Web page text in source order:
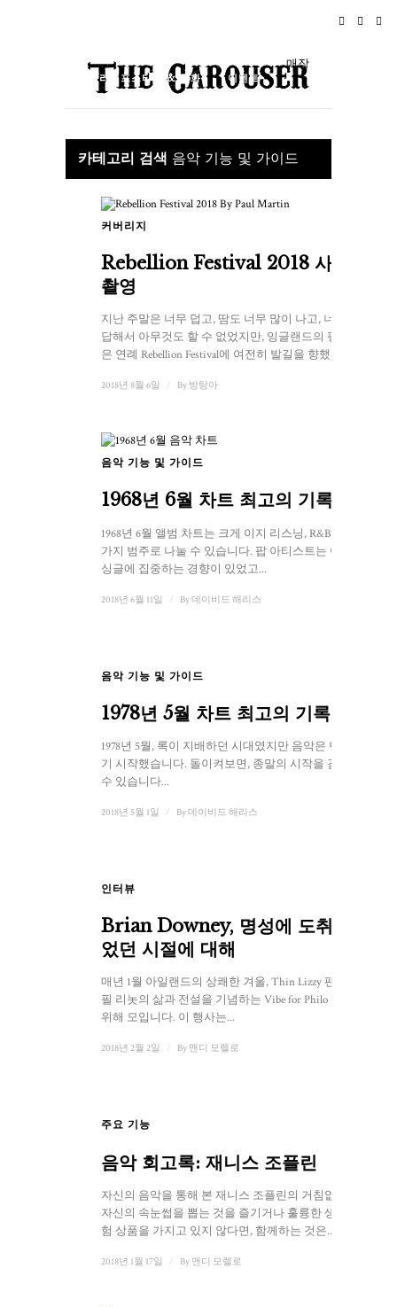
라이프스타일 & 문화 이벤트
매장
카테고리 검색 음악 기능 및 가이드
커버리지
Rebellion Festival 2018 사진
촬영
지난 주말은 너무 덥고, 땀도 너무 많이 나고, 너무 답
답해서 아무것도 할 수 없었지만, 잉글랜드의 펑크 신
은 연례 Rebellion Festival에 여전히 발길을 향했다. ...
2018년 8월 6일 By 방탕아
음악 기능 및 가이드
1968년 6월 차트 최고의 기록
1968년 6월 앨범 차트는 크게 이지 리스닝, R&B, 록 세
가지 범주로 나눌 수 있습니다. 팝 아티스트는 여전히
싱글에 집중하는 경향이 있었고...
2018년 6월 11일 By데이비드 해리스
음악 기능 및 가이드
1978년 5월 차트 최고의 기록
1978년 5월, 록이 지배하던 시대였지만 음악은 변화하
기 시작했습니다. 돌이켜보면, 종말의 시작을 감지할
수 있습니다...
2018년 5월 1일 By데이비드 해리스
인터뷰
Brian Downey, 명성에 도취되
었던 시절에 대해
매년 1월 아일랜드의 상쾌한 겨울, Thin Lizzy 팬들은
필 리놋의 삶과 전설을 기념하는 Vibe for Philo 행사를
위해 모입니다. 이 행사는...
2018년 2월 2일 By 맨디 모렐로
주요 기능
음악 회고록: 재니스 조플린
자신의 음악을 통해 본 재니스 조플린의 거침없는 삶.
자신의 속눈썹을 뽑는 것을 즐기거나 훌륭한 생명 보
험 상품을 가지고 있지 않다면, 함께하는 것은...
2018년 1월 17일 By 맨디 모렐로